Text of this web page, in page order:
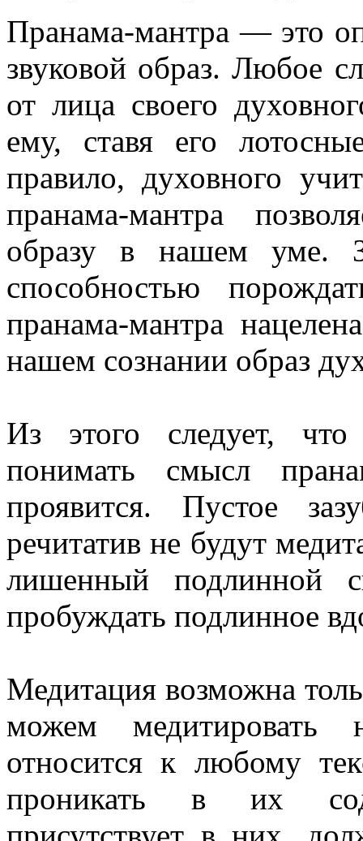
Пранама-мантра — это
звуковой образ. Любое
от лица своего
ему, ставя его
правило, духовного
пранама-мантра
образу в нашем уме.
способностью
пранама-мантра
нашем сознании образ
Из этого следует,
понимать смысл
проявится. Пустое
речитатив не будут
лишенный подлинной
пробуждать подлинное
Медитация возможна
можем медитировать
относится к любому
проникать в их